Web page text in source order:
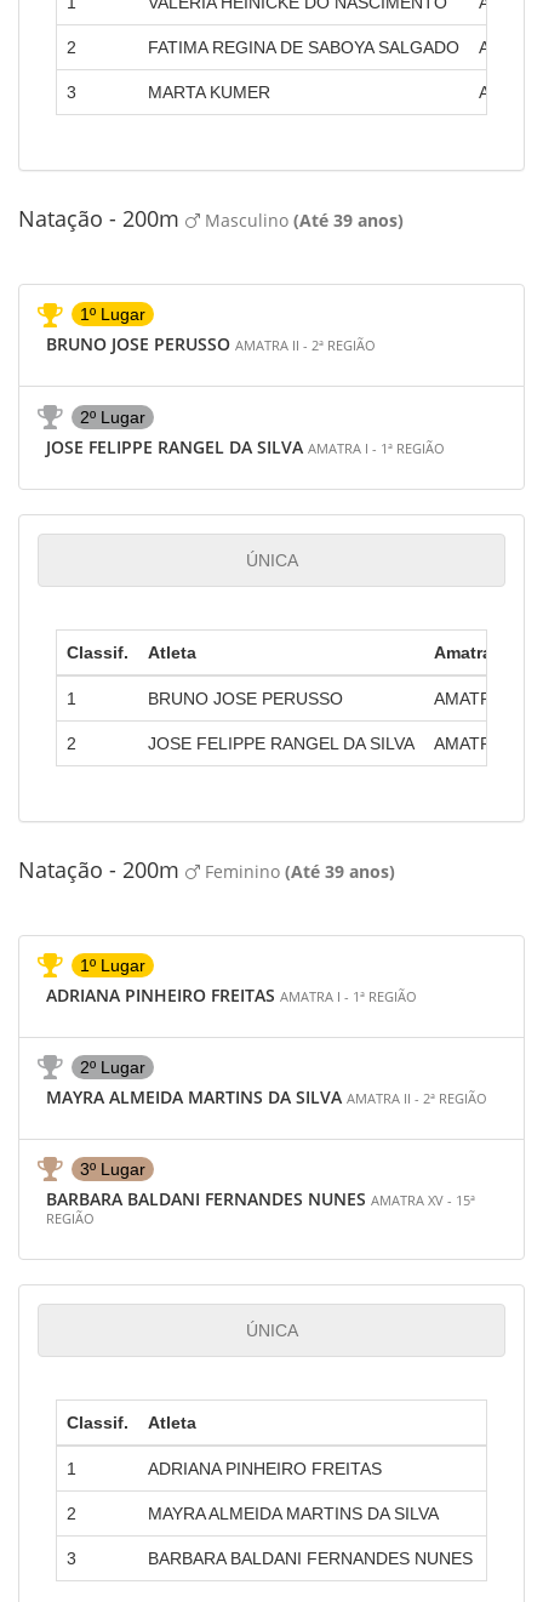
2 FATIMA REGINA DE SABOYA SALGADO
3 MARTA KUMER
Natação - 200m Masculino (Até 39 anos)
1º Lugar
BRUNO JOSE PERUSSO AMATRA II - 2ª REGIÃO
2º Lugar
JOSE FELIPPE RANGEL DA SILVA AMATRA I - 1ª REGIÃO
ÚNICA
Classif. Atleta Amatra
1 BRUNO JOSE PERUSSO AMATRA II -
2 JOSE FELIPPE RANGEL DA SILVA AMATRA I -
Natação - 200m Feminino (Até 39 anos)
1º Lugar
ADRIANA PINHEIRO FREITAS AMATRA I - 1ª REGIÃO
2º Lugar
MAYRA ALMEIDA MARTINS DA SILVA AMATRA II - 2ª REGIÃO
3º Lugar
BARBARA BALDANI FERNANDES NUNES AMATRA XV - 15ª
REGIÃO
ÚNICA
Classif. Atleta
1 ADRIANA PINHEIRO FREITAS
2 MAYRA ALMEIDA MARTINS DA SILVA
3 BARBARA BALDANI FERNANDES NUNES